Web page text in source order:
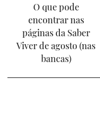
O que pode
encontrar nas
páginas da Saber
Viver de agosto (nas
bancas)